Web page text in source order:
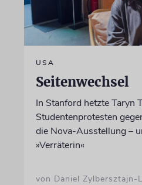
USA
Seitenwechsel
In Stanford hetzte Taryn
Studentenprotesten
die Nova-Ausstellung –
»Verräterin«
von Daniel Zylbersztajn-